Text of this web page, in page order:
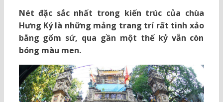
Nét đặc sắc nhất trong kiến trúc của chùa
Hưng Ký là những mảng trang trí rất tinh xảo
bằng gốm sứ, qua gần một thế kỷ vẫn còn
bóng màu men.